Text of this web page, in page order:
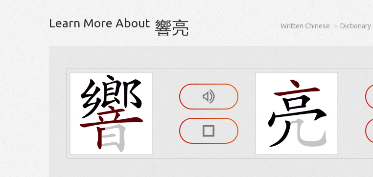
Learn More About 響亮 Written Chinese Dictionary